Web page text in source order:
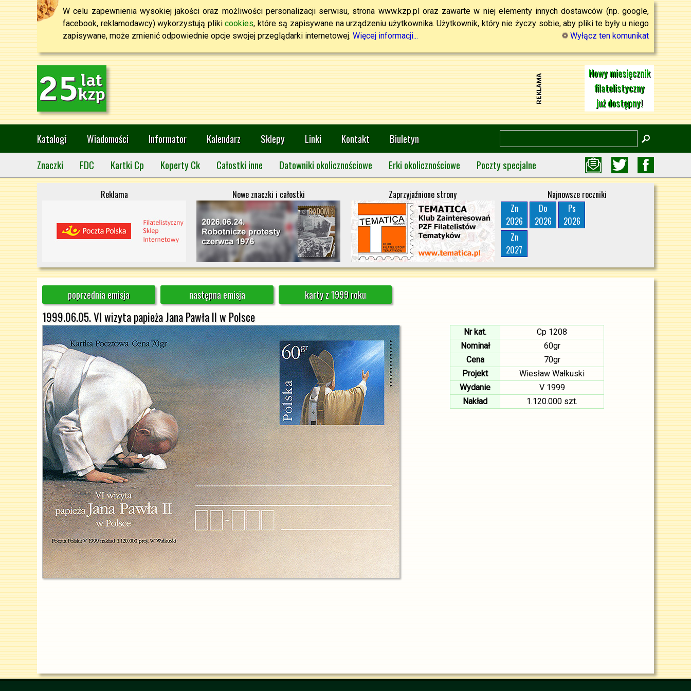
W celu zapewnienia wysokiej jakości oraz możliwości personalizacji serwisu, strona www.kzp.pl oraz zawarte w niej elementy innych dostawców (np. google,
facebook, reklamodawcy) wykorzystują plikicookies, które są zapisywane na urządzeniu użytkownika. Użytkownik, który nie życzy sobie, aby pliki te były u niego
zapisywane, może zmienić odpowiednie opcje swojej przeglądarki internetowej. Więcej informacji... Wyłącz ten komunikat
Nowy miesięcznik
filatelistyczny
już dostępny!
Katalogi Wiadomości Informator Kalendarz Sklepy Linki Kontakt
Biuletyn
Znaczki
FDC Kartki Cp Koperty Ck Całostki inne Datowniki okolicznościowe Erki okolicznościowe Poczty specjalne
Reklama Nowe znaczki i całostki Zaprzyjaźnione strony
Najnowsze roczniki
Zn
2026
Do
2026
Ps
2026
Zn
2027
poprzednia emisja następna emisja karty z 1999 roku
1999.06.05. VI wizyta papieża Jana Pawła II w Polsce
Nr kat.
Cp 1208
Nominał
60gr
Cena
70gr
Projekt
Wiesław Wałkuski
Wydanie
V 1999
Nakład
1.120.000 szt.